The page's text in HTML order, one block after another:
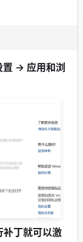
-> 应用和浏
补丁就可以激